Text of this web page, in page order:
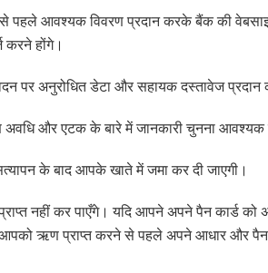
पहले आवश्यक विवरण प्रदान करके बैंक की
करने होंगे।
पर अनुरोधित डेटा और सहायक दस्तावेज प्रदान
और एटक के बारे में जानकारी चुनना आवश्यक
के बाद आपके खाते में जमा कर दी जाएगी।
नहीं कर पाएँगे। यदि आपने अपने पैन कार्ड को
ऋण प्राप्त करने से पहले अपने आधार और पैन